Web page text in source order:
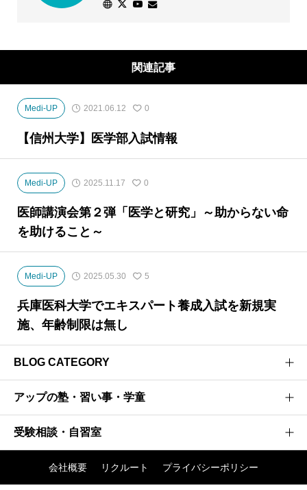
し、全ての医学部受験に対応します。
関連記事
Medi-UP 2021.06.12 0
【信州大学】医学部入試情報
Medi-UP 2025.11.17 0
医師講演会第２弾「医学と研究」～助からない命
を助けること～
Medi-UP 2025.05.30 5
兵庫医科大学でエキスパート養成入試を新規実
施、年齢制限は無し
BLOG CATEGORY
医学部受験のプロがお届けする医学部受験情報ブログ
阪大神大 現役合格への軌跡
アップの塾・習い事・学童
研伸館高校生課程
受験相談・自習室
アップ入試相談窓口
会社概要 リクルート プライバシーポリシー